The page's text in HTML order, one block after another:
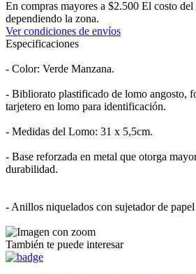
En compras mayores a $2.500 El costo
dependiendo la zona.
Ver condiciones de envíos
Especificaciones
- Color: Verde Manzana.
- Bibliorato plastificado de lomo angosto,
tarjetero en lomo para identificación.
- Medidas del Lomo: 31 x 5,5cm.
- Base reforzada en metal que otorga
durabilidad.
- Anillos niquelados con sujetador de
También te puede interesar